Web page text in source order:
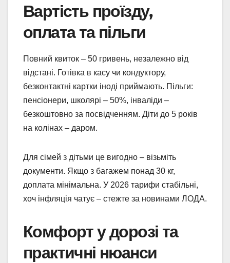
Вартість проїзду,
оплата та пільги
Повний квиток – 50 гривень, незалежно від
відстані. Готівка в касу чи кондуктору,
безконтактні картки іноді приймають. Пільги:
пенсіонери, школярі – 50%, інваліди –
безкоштовно за посвідченням. Діти до 5 років
на колінах – даром.
Для сімей з дітьми це вигодно – візьміть
документи. Якщо з багажем понад 30 кг,
доплата мінімальна. У 2026 тарифи стабільні,
хоч інфляція чатує – стежте за новинами ЛОДА.
Комфорт у дорозі та
практичні нюанси